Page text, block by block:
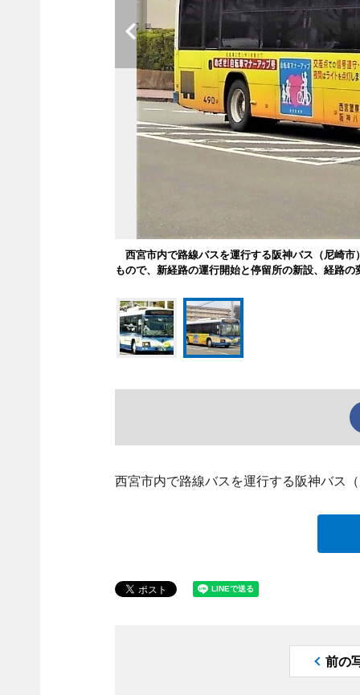
西宮市内で路線バスを運行する阪神バス（尼崎
もので、新経路の運行開始と停留所の新設、経路の
西宮市内で路線バスを運行する阪神バス
前の